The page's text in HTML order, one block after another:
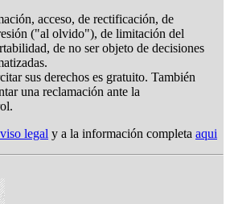
acceso, de rectificación, de
("al olvido"), de limitación del
de no ser objeto de decisiones
sus derechos es gratuito. También
una reclamación ante la
legal y a la información completa aqui